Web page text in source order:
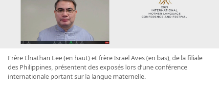
Frère Elnathan Lee (en haut) et frère Israel Aves (en bas), de la filiale
des Philippines, présentent des exposés lors d’une conférence
internationale portant sur la langue maternelle.